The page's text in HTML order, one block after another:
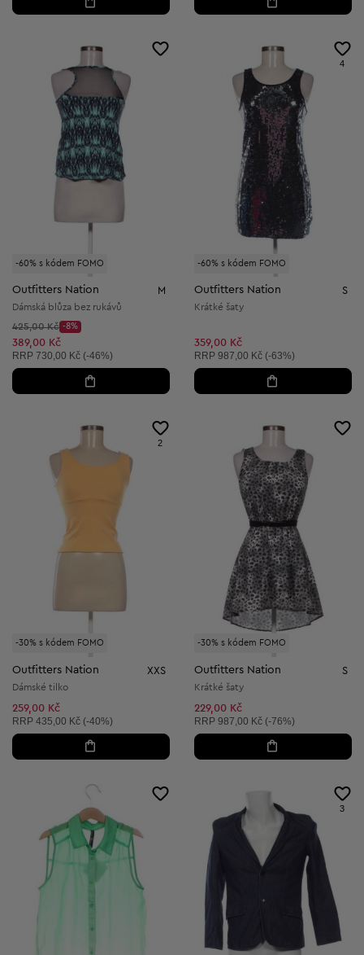
-60% s kódem FOMO
Outfitters Nation M
Dámská blůza bez rukávů
Původní cena:
425,00 Kč
Discount Price:
-8%
Snížená cena:
389,00 Kč
Doporučená cena:
RRP 730,00 Kč (-46%)
-60% s kódem FOMO
4
Outfitters Nation S
Krátké šaty
359,00 Kč
Doporučená cena:
RRP 987,00 Kč (-63%)
-30% s kódem FOMO
2
Outfitters Nation XXS
Dámské tilko
259,00 Kč
Doporučená cena:
RRP 435,00 Kč (-40%)
-30% s kódem FOMO
Outfitters Nation S
Krátké šaty
229,00 Kč
Doporučená cena:
RRP 987,00 Kč (-76%)
3